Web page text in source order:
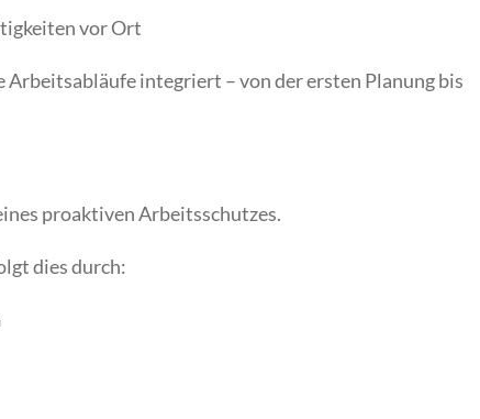
vor Ort
integriert – von der ersten Planung bis
proaktiven Arbeitsschutzes.
dies durch: